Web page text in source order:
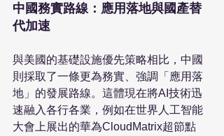
中國務實路線：應用落地與國產替
代加速
與美國的基礎設施優先策略相比，中國
則採取了一條更為務實、強調「應用落
地」的發展路線。這體現在將AI技術迅
速融入各行各業，例如在世界人工智能
大會上展出的華為CloudMatrix超節點